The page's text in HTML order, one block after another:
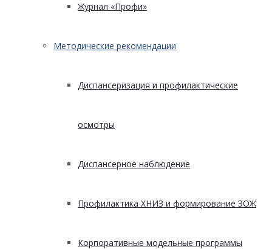
Журнал «Профи»
Методические рекомендации
Диспансеризация и профилактические
осмотры
Диспансерное наблюдение
Профилактика ХНИЗ и формирование ЗОЖ
Корпоративные модельные программы